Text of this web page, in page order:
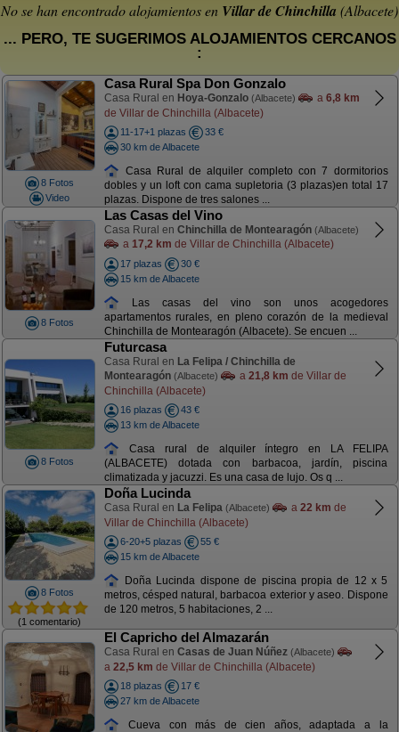
No se han encontrado alojamientos en Villar de Chinchilla (Albacete)
... PERO, TE SUGERIMOS ALOJAMIENTOS CERCANOS
:
8 Fotos
Video
Casa Rural Spa Don Gonzalo
Casa Rural en Hoya-Gonzalo (Albacete) a 6,8 km
de Villar de Chinchilla (Albacete)
11-17+1 plazas
33 €
30 km de Albacete
Casa Rural de alquiler completo con 7 dormitorios
dobles y un loft con cama supletoria (3 plazas)en total 17
plazas. Dispone de tres salones ...
8 Fotos
Las Casas del Vino
Casa Rural en Chinchilla de Montearagón (Albacete)
a 17,2 km de Villar de Chinchilla (Albacete)
17 plazas
30 €
15 km de Albacete
Las casas del vino son unos acogedores
apartamentos rurales, en pleno corazón de la medieval
Chinchilla de Montearagón (Albacete). Se encuen ...
8 Fotos
Futurcasa
Casa Rural en La Felipa / Chinchilla de
Montearagón (Albacete) a 21,8 km de Villar de
Chinchilla (Albacete)
16 plazas
43 €
13 km de Albacete
Casa rural de alquiler íntegro en LA FELIPA
(ALBACETE) dotada con barbacoa, jardín, piscina
climatizada y jacuzzi. Es una casa de lujo. Os q ...
8 Fotos
(1 comentario)
Doña Lucinda
Casa Rural en La Felipa (Albacete) a 22 km de
Villar de Chinchilla (Albacete)
6-20+5 plazas
55 €
15 km de Albacete
Doña Lucinda dispone de piscina propia de 12 x 5
metros, césped natural, barbacoa exterior y aseo. Dispone
de 120 metros, 5 habitaciones, 2 ...
El Capricho del Almazarán
Casa Rural en Casas de Juan Núñez (Albacete)
a 22,5 km de Villar de Chinchilla (Albacete)
18 plazas
17 €
27 km de Albacete
Cueva con más de cien años, adaptada a la